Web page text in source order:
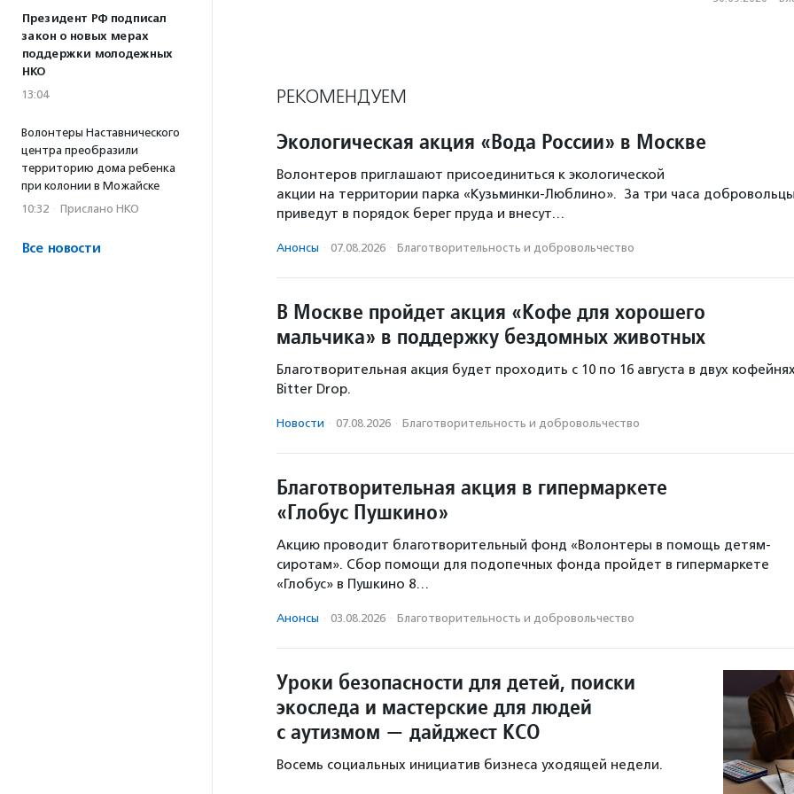
Президент РФ подписал
закон о новых мерах
поддержки молодежных
НКО
13:04
Волонтеры Наставнического
центра преобразили
территорию дома ребенка
при колонии в Можайске
10:32 · Прислано НКО
Все новости
РЕКОМЕНДУЕМ
Экологическая акция «Вода России» в Москве
Волонтеров приглашают присоединиться к экологической
акции на территории парка «Кузьминки-Люблино». За три часа
приведут в порядок берег пруда и внесут…
Анонсы · 07.08.2026 · Благотвори­тель­ность и доброволь­чест­во
В Москве пройдет акция «Кофе для хорошего
мальчика» в поддержку бездомных животных
Благотворительная акция будет проходить с 10 по 16 августа в двух
Bitter Drop.
Новости · 07.08.2026 · Благотвори­тель­ность и доброволь­чест­во
Благотворительная акция в гипермаркете
«Глобус Пушкино»
Акцию проводит благотворительный фонд «Волонтеры в помощь детям-
сиротам». Сбор помощи для подопечных фонда пройдет в гипермаркете
«Глобус» в Пушкино 8…
Анонсы · 03.08.2026 · Благотвори­тель­ность и доброволь­чест­во
Уроки безопасности для детей, поиски
экоследа и мастерские для людей
с аутизмом — дайджест КСО
Восемь социальных инициатив бизнеса уходящей недели.